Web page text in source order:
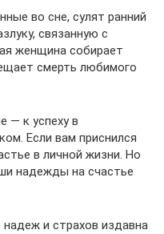
во сне, сулят ранний
связанную с
женщина собирает
смерть любимого
— к успеху в
Если вам приснился
в личной жизни. Но
надежды на счастье
и страхов издавна